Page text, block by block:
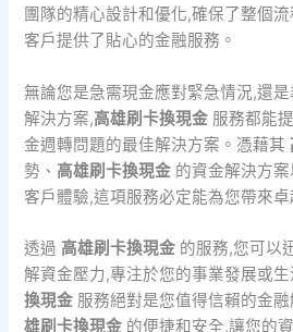
團隊的精心設計和優化,確保了整個
客戶提供了貼心的金融服務。
無論您是急需現金應對緊急情況,還
解決方案,高雄刷卡換現金 服務都能
金週轉問題的最佳解決方案。憑藉其
勢、 高雄刷卡換現金 的資金解決方案
客戶體驗,這項服務必定能為您帶來卓
透過 高雄刷卡換現金 的服務,您可以
解資金壓力,專注於您的事業發展或
換現金 服務絕對是您值得信賴的金
雄刷卡換現金 的便捷和安全,讓您的